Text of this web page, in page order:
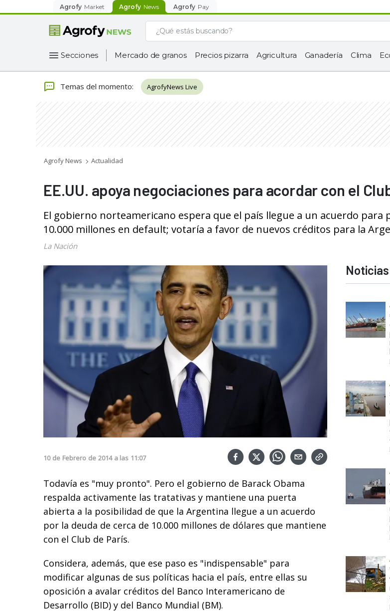
Agrofy Market Agrofy News Agrofy Pay
Secciones Mercado de granos Precios pizarra Agricultura Ganadería Clima
Temas del momento: AgrofyNews Live
Agrofy News Actualidad
EE.UU. apoya negociaciones para acordar con el
El gobierno norteamericano espera que el país llegue a un acuerdo para
10.000 millones en default; votaría a favor de nuevos créditos para la
La Nación
10 de Febrero de 2014 a las 11:07
Todavía es "muy pronto". Pero el gobierno de Barack Obama
respalda activamente las tratativas y mantiene una puerta
abierta a la posibilidad de que la Argentina llegue a un acuerdo
por la deuda de cerca de 10.000 millones de dólares que mantiene
con el Club de París.
Considera, además, que ese paso es "indispensable" para
modificar algunas de sus políticas hacia el país, entre ellas su
oposición a avalar créditos del Banco Interamericano de
Desarrollo (BID) y del Banco Mundial (BM).